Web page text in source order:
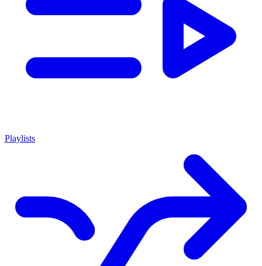
Playlists